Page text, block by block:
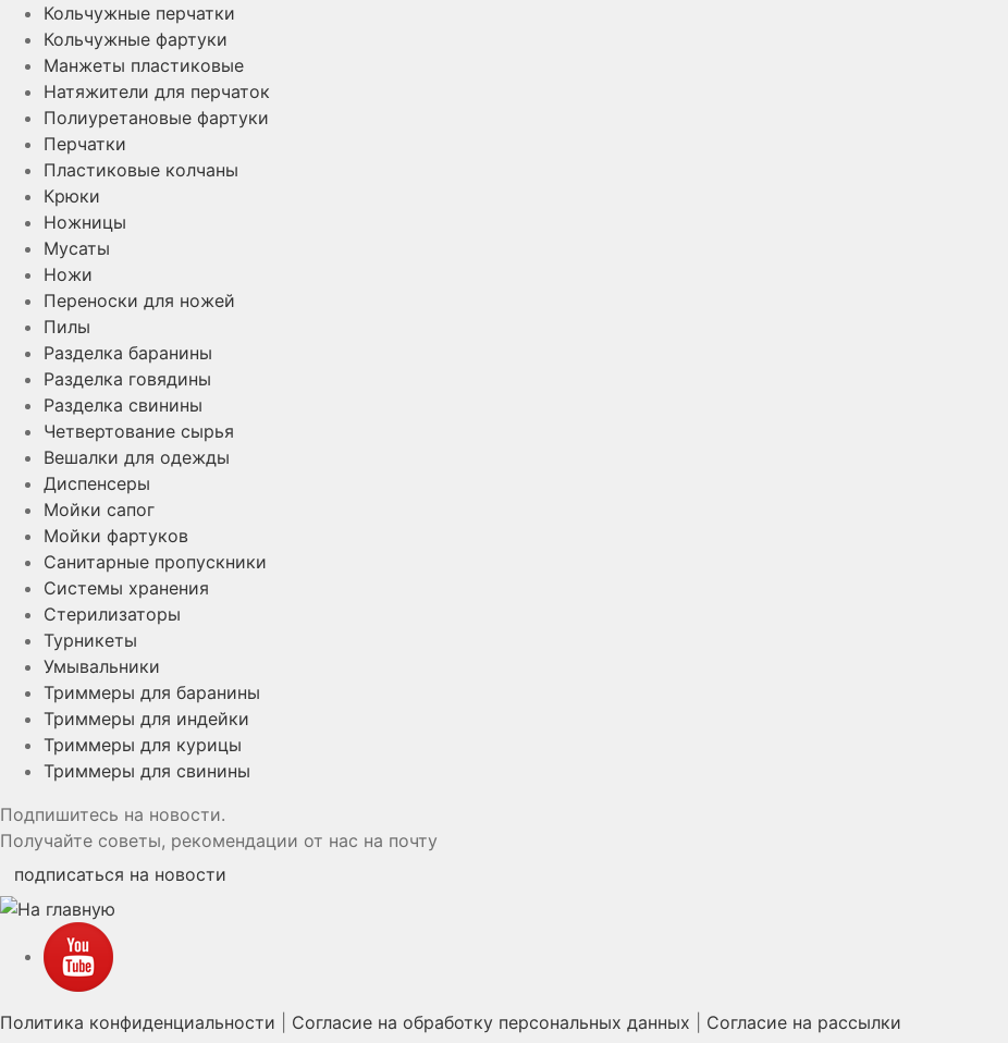
Кольчужные перчатки
Кольчужные фартуки
Манжеты пластиковые
Натяжители для перчаток
Полиуретановые фартуки
Перчатки
Пластиковые колчаны
Крюки
Ножницы
Мусаты
Ножи
Переноски для ножей
Пилы
Разделка баранины
Разделка говядины
Разделка свинины
Четвертование сырья
Вешалки для одежды
Диспенсеры
Мойки сапог
Мойки фартуков
Санитарные пропускники
Системы хранения
Стерилизаторы
Турникеты
Умывальники
Триммеры для баранины
Триммеры для индейки
Триммеры для курицы
Триммеры для свинины
Подпишитесь на новости.
Получайте советы, рекомендации от нас на почту
подписаться на новости
Политика конфиденциальности Согласие на обработку персональных данных Согласие на рассылки